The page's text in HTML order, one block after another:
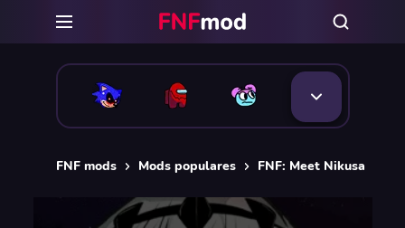
FNF mods Mods populares FNF: Meet Nikusa